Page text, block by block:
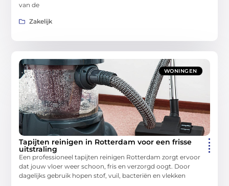
van de
Zakelijk
WONINGEN
Tapijten reinigen in Rotterdam voor een frisse
uitstraling
Een professioneel tapijten reinigen Rotterdam zorgt ervoor
dat jouw vloer weer schoon, fris en verzorgd oogt. Door
dagelijks gebruik hopen stof, vuil, bacteriën en vlekken